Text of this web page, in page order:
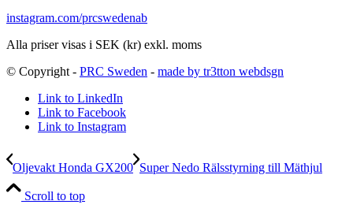
instagram.com/prcswedenab
Alla priser visas i SEK (kr) exkl. moms
© Copyright - PRC Sweden - made by tr3tton webdsgn
Link to LinkedIn
Link to Facebook
Link to Instagram
Oljevakt Honda GX200 Super Nedo Rälsstyrning till Mäthjul
Scroll to top